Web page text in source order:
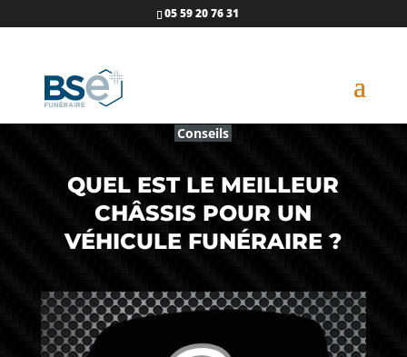
05 59 20 76 31
Conseils
QUEL EST LE MEILLEUR
CHÂSSIS POUR UN
VÉHICULE FUNÉRAIRE ?